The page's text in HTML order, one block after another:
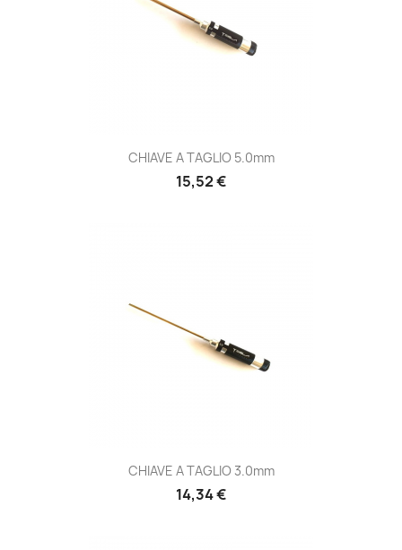
CHIAVE A TAGLIO 5.0mm
Prezzo
15,52 €
CHIAVE A TAGLIO 3.0mm
Prezzo
14,34 €